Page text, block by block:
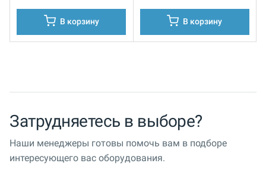
В корзину В корзину
Затрудняетесь в выборе?
Наши менеджеры готовы помочь вам в подборе
интересующего вас оборудования.